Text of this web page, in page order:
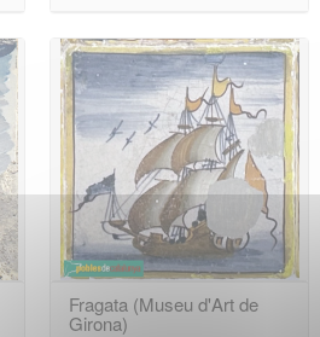
Fragata (Museu d'Art de
Girona)